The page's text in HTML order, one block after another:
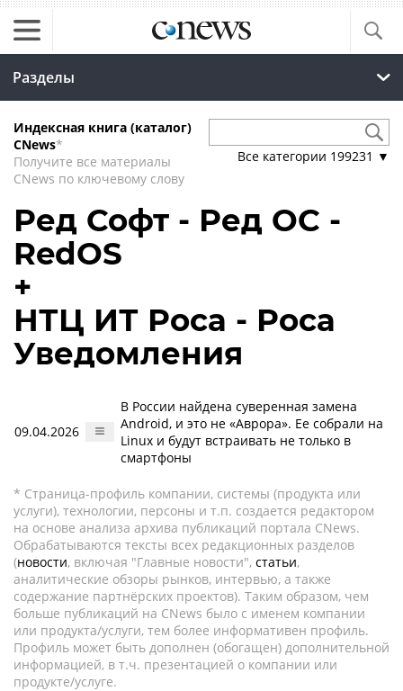
Разделы
Индексная книга (каталог)
CNews*
Получите все материалы
CNews по ключевому слову
Все категории 199231 ▼
Ред Софт - Ред ОС -
RedOS
+
НТЦ ИТ Роса - Роса
Уведомления
09.04.2026
В России найдена суверенная замена
Android, и это не «Аврора». Ее собрали на
Linux и будут встраивать не только в
смартфоны
* Страница-профиль компании, системы (продукта или
услуги), технологии, персоны и т.п. создается редактором
на основе анализа архива публикаций портала CNews.
Обрабатываются тексты всех редакционных разделов
(новости, включая "Главные новости", статьи,
аналитические обзоры рынков, интервью, а также
содержание партнёрских проектов). Таким образом, чем
больше публикаций на CNews было с именем компании
или продукта/услуги, тем более информативен профиль.
Профиль может быть дополнен (обогащен) дополнительной
информацией, в т.ч. презентацией о компании или
продукте/услуге.